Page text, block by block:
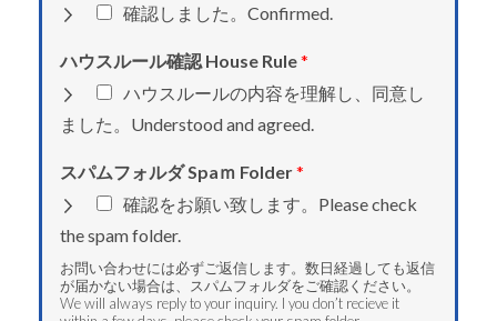
確認しました。Confirmed.
ハウスルール確認 House Rule*
ハウスルールの内容を理解し、同意し
ました。Understood and agreed.
スパムフォルダ Spaｍ Folder*
確認をお願い致します。Please check
the spam folder.
お問い合わせには必ずご返信します。数日経過しても返信
が届かない場合は、スパムフォルダをご確認ください。
We will always reply to your inquiry. I you don’t recieve it